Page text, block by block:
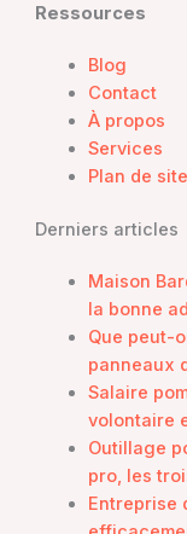
Ressources
Blog
Contact
À propos
Services
Plan de site
Derniers articles
Maison
la bonne
Que peut-
panneaux
Salaire
volontaire
Outillage
pro, les
Entreprise